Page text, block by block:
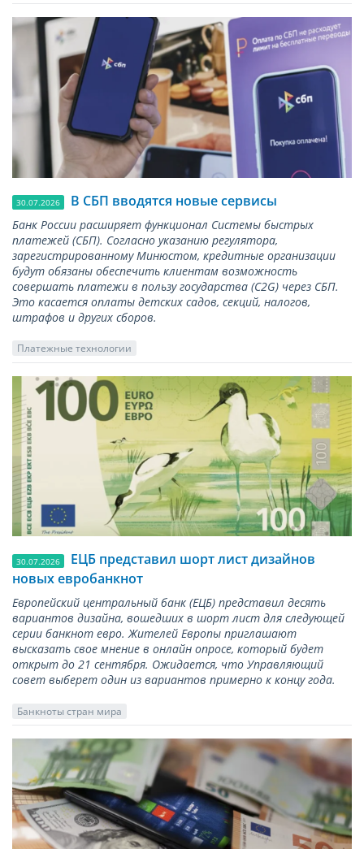
30.07.2026 В СБП вводятся новые сервисы
Банк России расширяет функционал Системы быстрых
платежей (СБП). Согласно указанию регулятора,
зарегистрированному Минюстом, кредитные организации
будут обязаны обеспечить клиентам возможность
совершать платежи в пользу государства (С2G) через СБП.
Это касается оплаты детских садов, секций, налогов,
штрафов и других сборов.
Платежные технологии
30.07.2026
ЕЦБ представил шорт лист дизайнов
новых евробанкнот
Европейский центральный банк (ЕЦБ) представил десять
вариантов дизайна, вошедших в шорт лист для следующей
серии банкнот евро. Жителей Европы приглашают
высказать свое мнение в онлайн опросе, который будет
открыт до 21 сентября. Ожидается, что Управляющий
совет выберет один из вариантов примерно к концу года.
Банкноты стран мира